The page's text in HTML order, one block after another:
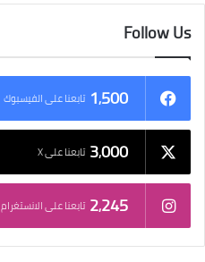
Follow Us
1٬500 تابعنا على الفيسبوك
3٬000 تابعنا على X
2٬245 تابعنا على الانستغرام